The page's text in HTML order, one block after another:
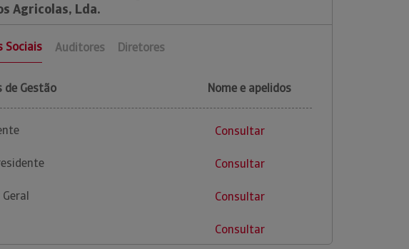
Agricolas, Lda.
Sociais Auditores Diretores
de Gestão Nome e apelidos
Consultar
Consultar
Consultar
Consultar